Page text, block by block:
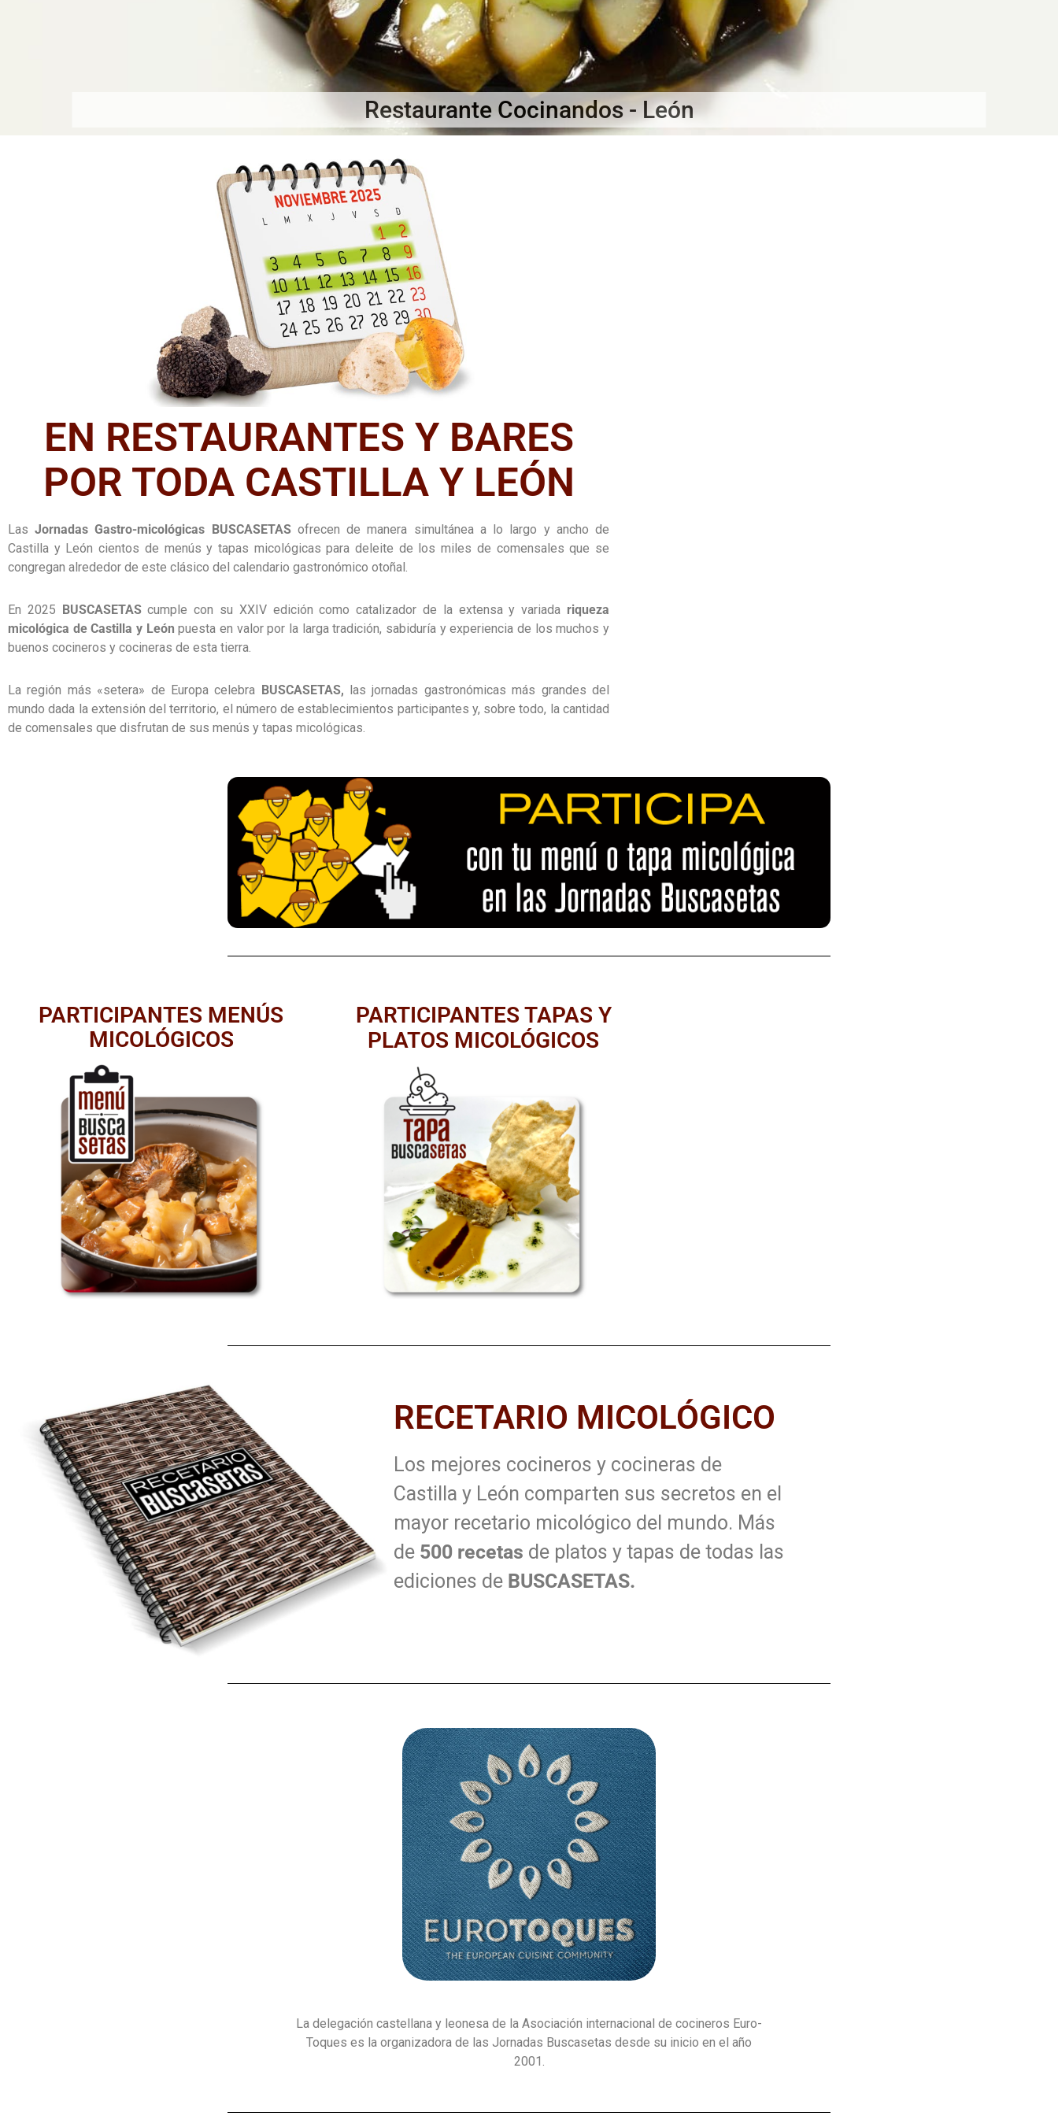
Restaurante Cocinandos - León
EN RESTAURANTES Y BARES
POR TODA CASTILLA Y LEÓN
LasJornadas Gastro-micológicas BUSCASETASofrecen de manera simultánea a lo largo y ancho de
Castilla y León cientos de menús y tapas micológicas para deleite de los miles de comensales que se
congregan alrededor de este clásico del calendario gastronómico otoñal.
En 2025 BUSCASETAScumple con su XXIV edición como catalizador de la extensa y variada riqueza
micológica de Castilla y León puesta en valor por la larga tradición, sabiduría y experiencia de los muchos y
buenos cocineros y cocineras de esta tierra.
La región más «setera» de Europa celebra BUSCASETAS, las jornadas gastronómicas más grandes del
mundo dada la extensión del territorio, el número de establecimientos participantes y, sobre todo, la cantidad
de comensales que disfrutan de sus menús y tapas micológicas.
PARTICIPANTES MENÚS
MICOLÓGICOS
PARTICIPANTES TAPAS Y
PLATOS MICOLÓGICOS
RECETARIO MICOLÓGICO
Los mejores cocineros y cocineras de
Castilla y León comparten sus secretos en el
mayor recetario micológico del mundo. Más
de 500 recetas de platos y tapas de todas las
ediciones de BUSCASETAS.
La delegación castellana y leonesa de la Asociación internacional de cocineros Euro-
Toques es la organizadora de las Jornadas Buscasetas desde su inicio en el año
2001.